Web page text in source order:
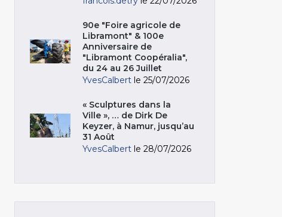
90e "Foire agricole de
Libramont" & 100e
Anniversaire de
"Libramont Coopéralia",
du 24 au 26 Juillet
YvesCalbert le 25/07/2026
« Sculptures dans la
Ville », … de Dirk De
Keyzer, à Namur, jusqu’au
31 Août
YvesCalbert le 28/07/2026